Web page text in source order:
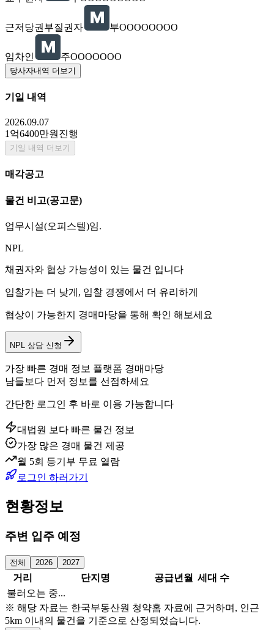
근저당권부질권자 부OOOOOOOO
임차인 주OOOOOOO
당사자내역 더보기
기일 내역
2026.09.07
1억6400만원 진행
기일 내역 더보기
매각공고
물건 비고(공고문)
업무시설(오피스텔)임.
NPL
채권자와 협상 가능성이 있는 물건 입니다
입찰가는 더 낮게, 입찰 경쟁에서 더 유리하게
협상이 가능한지 경매마당을 통해 확인 해보세요
NPL 상담 신청
가장 빠른 경매 정보 플랫폼 경매마당
남들보다 먼저 정보를 선점하세요
간단한 로그인 후 바로 이용 가능합니다
대법원 보다 빠른 물건 정보
가장 많은 경매 물건 제공
월 5회 등기부 무료 열람
로그인 하러가기
현황정보
주변 입주 예정
전체 2026 2027
거리 단지명 공급년월 세대 수
불러오는 중...
※ 해당 자료는 한국부동산원 청약홈 자료에 근거하며, 인근
5km 이내의 물건을 기준으로 산정되었습니다.